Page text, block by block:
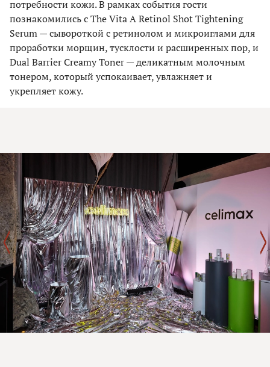
потребности кожи. В рамках события гости
познакомились с The Vita A Retinol Shot Tightening
Serum — сывороткой с ретинолом и микроиглами для
проработки морщин, тусклости и расширенных пор, и
Dual Barrier Creamy Toner — деликатным молочным
тонером, который успокаивает, увлажняет и
укрепляет кожу.